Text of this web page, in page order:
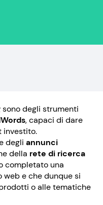
sono degli strumenti
, capaci di dare
investito.
degli annunci
della rete di ricerca
completato una
e che dunque si
o alle tematiche